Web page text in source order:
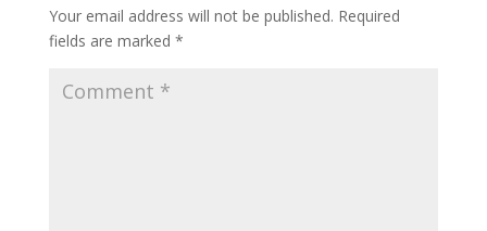
Your email address will not be published. Required
fields are marked *